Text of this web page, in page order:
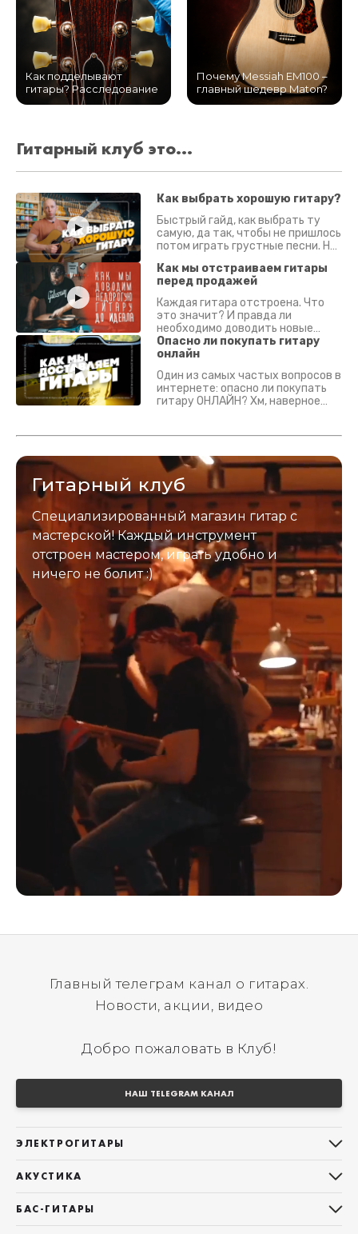
Как подделывают
гитары? Расследование
Почему Messiah EM100 –
главный шедевр Maton?
Гитарный клуб это...
Как выбрать хорошую гитару?
Быстрый гайд, как выбрать ту
самую, да так, чтобы не пришлось
потом играть грустные песни. На
Как мы отстраиваем гитары
перед продажей
Каждая гитара отстроена. Что
это значит? И правда ли
необходимо доводить новые
гитары? Если кратко - да.
Подробно - в видео :)
Опасно ли покупать гитару
онлайн
Один из самых частых вопросов в
интернете: опасно ли покупать
гитару ОНЛАЙН? Хм, наверное
застрахован. Случись что -
Гитарный клуб
Специализированный магазин гитар с
мастерской! Каждый инструмент
отстроен мастером, играть удобно и
ничего не болит :)
Главный телеграм канал о гитарах.
Новости, акции, видео
Добро пожаловать в Клуб!
НАШ TELEGRAM КАНАЛ
ЭЛЕКТРОГИТАРЫ
Telecaster
Les Paul
АКУСТИКА
БАС-ГИТАРЫ